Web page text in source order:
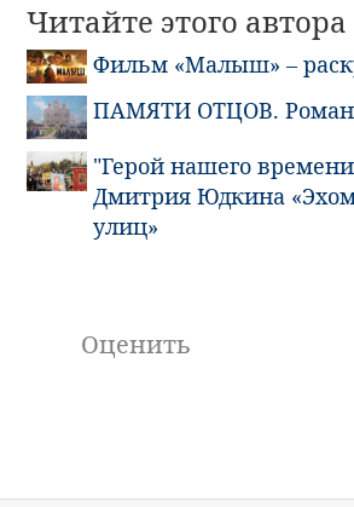
Читайте этого автора
Фильм «Малыш» –
ПАМЯТИ ОТЦОВ. Роман
"Герой нашего
Дмитрия Юдкина
улиц»
Оценить